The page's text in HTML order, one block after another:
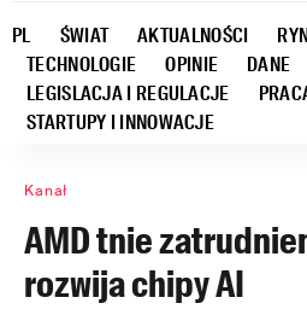
PL ŚWIAT AKTUALNOŚCI
TECHNOLOGIE
OPINIE
DANE
LEGISLACJA I REGULACJE
STARTUPY I INNOWACJE
Kanał
AMD tnie
rozwija chipy AI